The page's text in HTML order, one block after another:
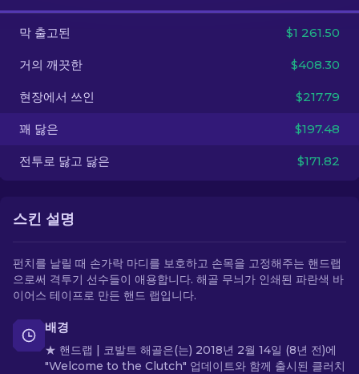
기타
KO
막 출고된 $1 261.50
거의 깨끗한 $408.30
현장에서 쓰인 $217.79
꽤 닳은 $197.48
전투로 닳고 닳은 $171.82
스킨 설명
펀치를 날릴 때 손가락 마디를 보호하고 손목을 고정해주는 핸드랩
으로써 격투기 선수들이 애용합니다. 해골 무늬가 인쇄된 파란색 바
이어스 테이프로 만든 핸드 랩입니다.
배경
★ 핸드랩 | 코발트 해골은(는) 2018년 2월 14일 (8년 전)에
"Welcome to the Clutch" 업데이트와 함께 출시된 클러치